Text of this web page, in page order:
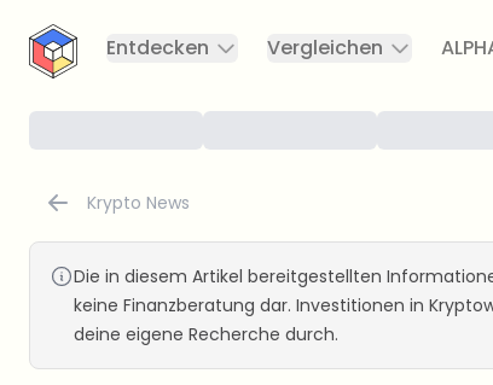
CryptoTicker
Entdecken
Vergleichen
Krypto News
Die in diesem Artikel bereitgestellten
keine Finanzberatung dar. Investitionen in
deine eigene Recherche durch.